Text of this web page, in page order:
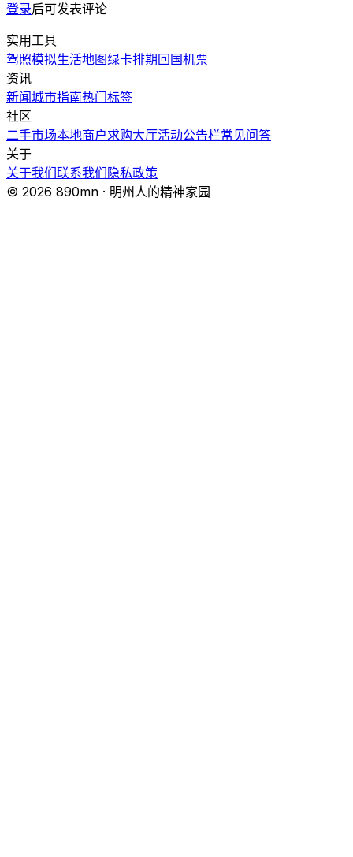
登录后可发表评论
实用工具
驾照模拟生活地图绿卡排期 回国机票
资讯
新闻城市指南热门标签
社区
二手市场本地商户求购大厅活动公告栏常见问答
关于
关于我们联系我们 隐私政策
© 2026 890mn · 明州人的精神家园